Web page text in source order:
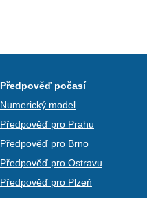
Předpověď počasí
Numerický model
Předpověď pro Prahu
Předpověď pro Brno
Předpověď pro Ostravu
Předpověď pro Plzeň